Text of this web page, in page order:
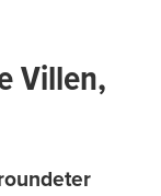
Villen,